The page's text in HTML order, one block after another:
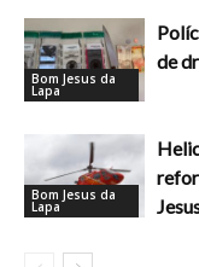
Bom Jesus da
Lapa
de
Bom Jesus da
Lapa